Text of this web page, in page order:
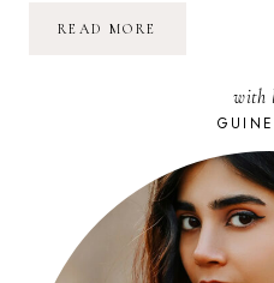
READ MORE
TROUVÉE
FOIS
?
with